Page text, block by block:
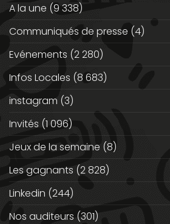
A la une (9 338)
Communiqués de presse (4)
Evénements (2 280)
Infos Locales (8 683)
instagram (3)
Invités (1 096)
Jeux de la semaine (8)
Les gagnants (2 828)
Linkedin (244)
Nos auditeurs (301)